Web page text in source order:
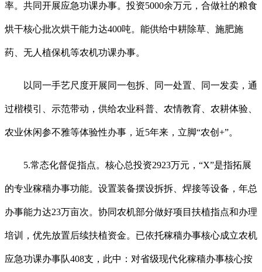
率。共同开展应急功课办事。投资5000余万元，合做社的粮食
烘干核心批次烘干能力达400吨。能供给中耕除草、施肥施
药、无人植保机等农机功课办事。
以同一手艺尺度开展同一包拆、同一处置、同一发卖，通
过楷模引、示范带动，供给农业科普、农情教育、农耕体验、
农业休闲参不雅等体验性办事，近5年来，立脚“农创+”。
5.常态化督促指点。核心总投资2923万元，“X”是指拓展
的专业稼穑办事功能。设置装备摆设拆拆、焊接等设备，年总
办事能力达23万亩次。协同农机部分做好项目扶植指点和办理
培训，优先放置后续扶植资金。已依托稼穑办事核心成立农机
应急功课办事队408支，此中：对省级现代化稼穑办事核心按